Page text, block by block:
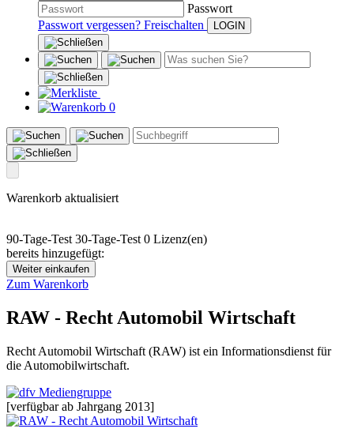
Passwort
Passwort vergessen? Freischalten
0
Warenkorb aktualisiert
90-Tage-Test 30-Tage-Test 0 Lizenz(en)
bereits hinzugefügt:
Weiter einkaufen
Zum Warenkorb
RAW - Recht Automobil Wirtschaft
Recht Automobil Wirtschaft (RAW) ist ein Informationsdienst für
die Automobilwirtschaft.
[verfügbar ab Jahrgang 2013]